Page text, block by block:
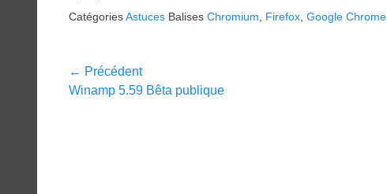
CatégoriesAstuces Balises Chromium Firefox Google Chrome
Navigation
← Précédent
Article
Winamp 5.59 Bêta publique